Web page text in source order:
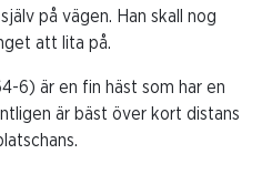
på vägen. Han skall nog
att lita på.
6) är en fin häst som har en
är bäst över kort distans